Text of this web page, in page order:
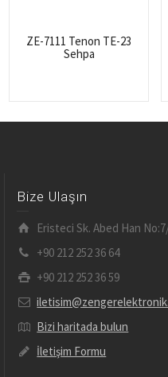
ZE-7111 Tenon TE-23
Sehpa
Bize Ulaşın
Eristeci Sk. Abed Han
+90 212 252 36 64
+90 212 252 36 59
Bizi haritada bulun
İletişim Formu